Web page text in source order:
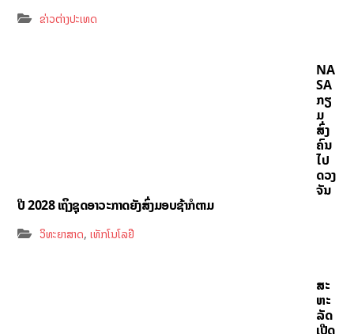
ຂ່າວຕ່າງປະເທດ
NA
SA
ກຽ
ມ
ສົ່ງ
ຄົນ
ໄປ
ດວງ
ຈັນ
ປີ 2028 ເຖິງຊຸດອາວະກາດຍັງສົ່ງມອບຊ້າກໍຕາມ
ວິທະຍາສາດ,ເທັກໂນໂລຢີ
ສະ
ຫະ
ລັດ
ເປີດ